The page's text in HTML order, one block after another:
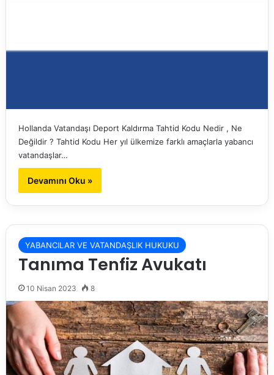
Hollanda Vatandaşı Deport Kaldırma Tahtid Kodu Nedir , Ne
Değildir ? Tahtid Kodu Her yıl ülkemize farklı amaçlarla yabancı
vatandaşlar…
Devamını Oku »
YABANCILAR VE VATANDAŞLIK HUKUKU
Tanıma Tenfiz Avukatı
10 Nisan 2023 8